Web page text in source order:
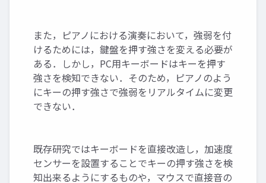
また，ピアノにおける演奏において，強弱を付
けるためには，鍵盤を押す強さを変える必要が
ある．しかし，PC用キーボードはキーを押す
強さを検知できない．そのため，ピアノのよう
にキーの押す強さで強弱をリアルタイムに変更
できない．
既存研究ではキーボードを直接改造し，加速度
センサーを設置することでキーの押す強さを検
知出来るようにするものや，マウスで直接音の